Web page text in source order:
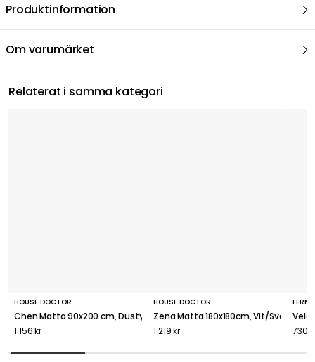
Produktinformation
Om varumärket
Relaterat i samma kategori
HOUSE DOCTOR
Chen Matta 90x200 cm, Dusty Berry
1 156 kr
HOUSE DOCTOR
Zena Matta 180x180cm, Vit/Svart
1 219 kr
FERM
Vela
730